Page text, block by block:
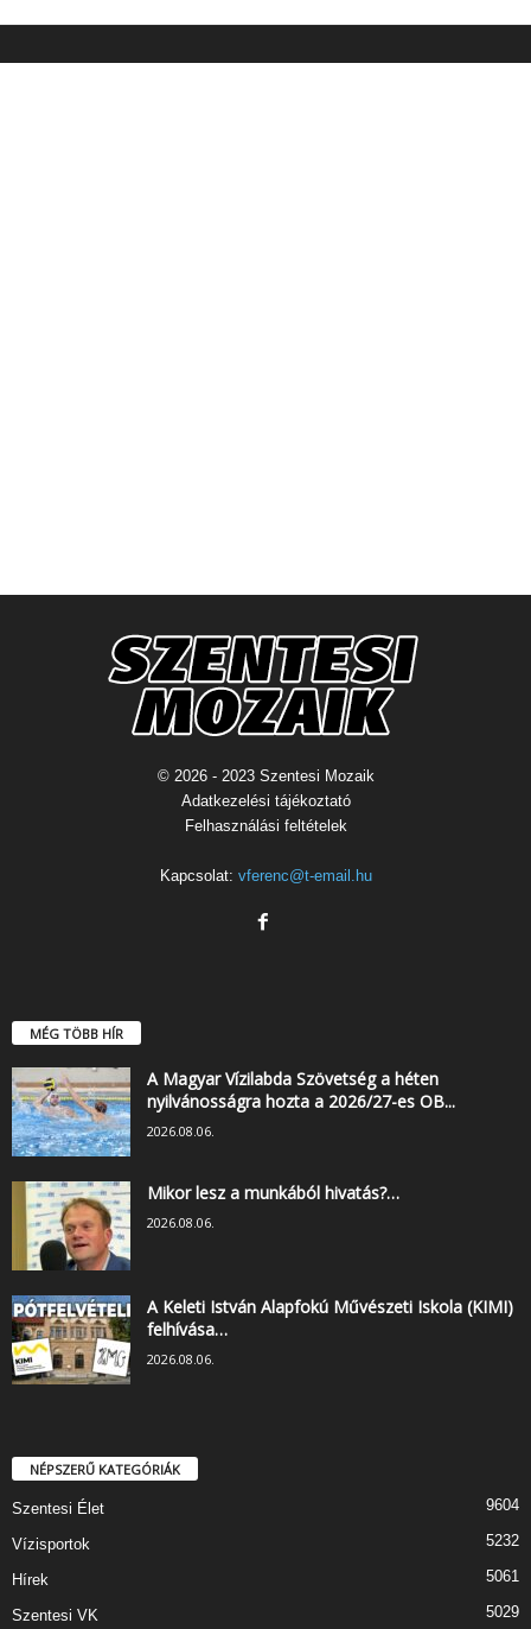
© 2026 - 2023 Szentesi Mozaik
Adatkezelési tájékoztató
Felhasználási feltételek
Kapcsolat: vferenc@t-email.hu
MÉG TÖBB HÍR
A Magyar Vízilabda Szövetség a héten
nyilvánosságra hozta a 2026/27-es OB...
2026.08.06.
Mikor lesz a munkából hivatás?…
2026.08.06.
A Keleti István Alapfokú Művészeti Iskola (KIMI)
felhívása…
2026.08.06.
NÉPSZERŰ KATEGÓRIÁK
Szentesi Élet 9604
Vízisportok 5232
Hírek 5061
Szentesi VK 5029